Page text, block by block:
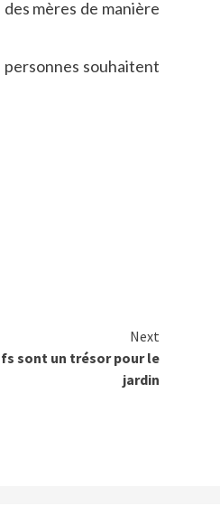
mères de manière
personnes souhaitent
Next
sont un trésor pour le
jardin